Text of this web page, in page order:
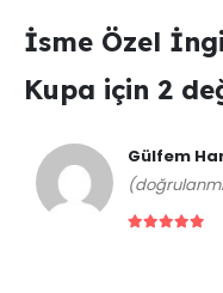
İsme Özel
Kupa için 2
Gülfem